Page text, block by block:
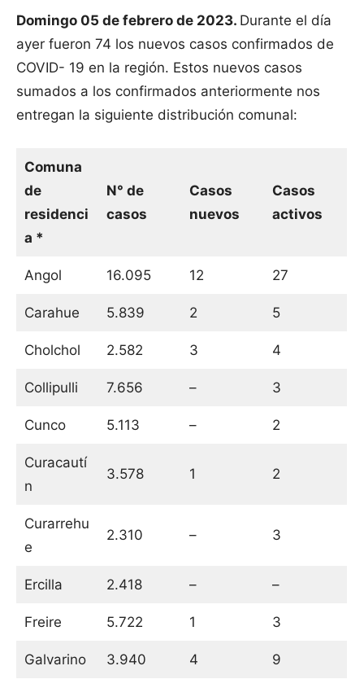
Domingo 05 de febrero de 2023. Durante el día
ayer fueron 74 los nuevos casos confirmados de
COVID- 19 en la región. Estos nuevos casos
sumados a los confirmados anteriormente nos
entregan la siguiente distribución comunal:
Comuna
de
residenci
a *
N° de
casos
Casos
nuevos
Casos
activos
Angol 16.095 12 27
Carahue 5.839 2 5
Cholchol 2.582 3 4
Collipulli 7.656 – 3
Cunco 5.113 – 2
Curacautí
n
3.578 1 2
Curarrehu
e
2.310 – 3
Ercilla 2.418 – –
Freire 5.722 1 3
Galvarino 3.940 4 9